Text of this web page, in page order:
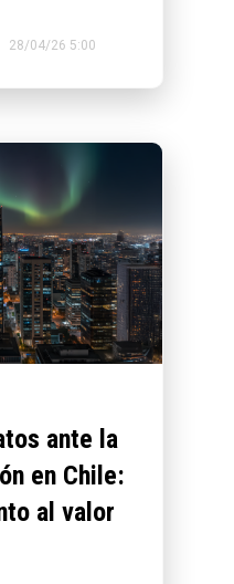
28/04/26 5:00
ante la
en Chile:
al valor